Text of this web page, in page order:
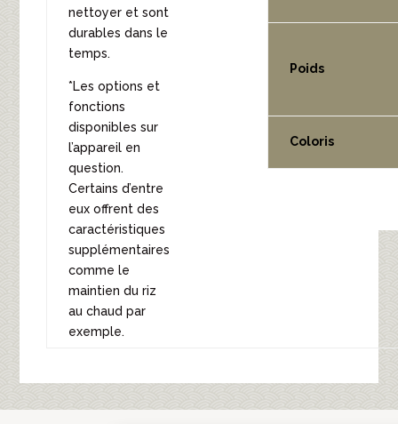
nettoyer et sont
durables dans le
temps.
*Les options et
fonctions
disponibles sur
l’appareil en
question.
Certains d’entre
eux offrent des
caractéristiques
supplémentaires
comme le
maintien du riz
au chaud par
exemple.
Poids
Coloris